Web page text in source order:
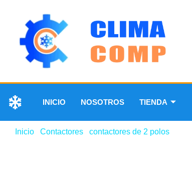
INICIO NOSOTROS TIENDA
Inicio Contactores contactores de 2 polos